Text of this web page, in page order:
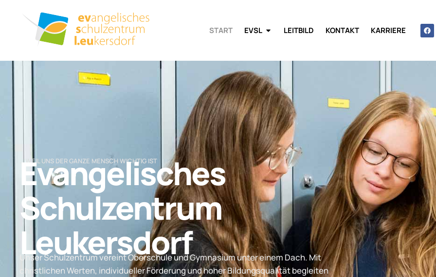
START EVSL LEITBILD KONTAKT KARRIERE
… WEIL UNS DER GANZE MENSCH WICHTIG IST
Evangelisches
Schulzentrum
Leukersdorf
Unser Schulzentrum vereint Oberschule und Gymnasium unter einem Dach. Mit
christlichen Werten, individueller Förderung und hoher Bildungsqualität begleiten